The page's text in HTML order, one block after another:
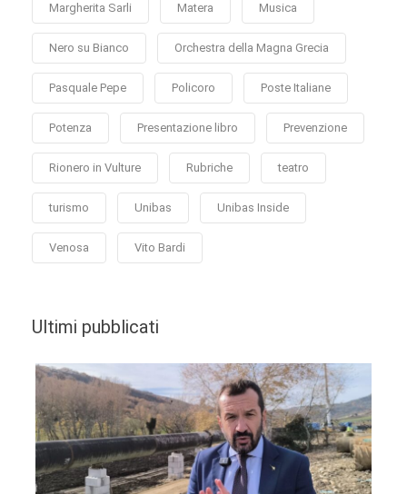
Margherita Sarli Matera Musica
Nero su Bianco Orchestra della Magna Grecia
Pasquale Pepe Policoro Poste Italiane
Potenza Presentazione libro Prevenzione
Rionero in Vulture Rubriche teatro
turismo Unibas Unibas Inside
Venosa Vito Bardi
Ultimi pubblicati